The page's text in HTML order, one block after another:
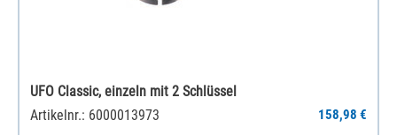
UFO Classic, einzeln mit 2 Schlüssel
Artikelnr.: 6000013973
158,98 €